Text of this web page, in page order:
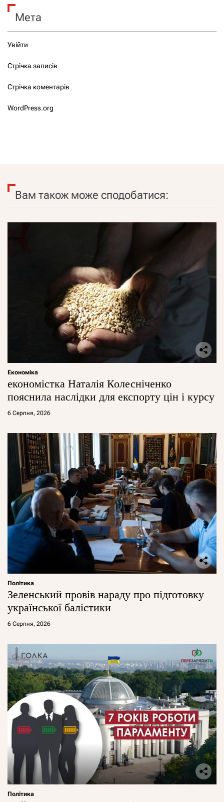
Мета
Увійти
Стрічка записів
Стрічка коментарів
WordPress.org
Вам також може сподобатися:
Економіка
економістка Наталія Колесніченко
пояснила наслідки для експорту цін і курсу
6 Серпня, 2026
Політика
Зеленський провів нараду про підготовку
української балістики
6 Серпня, 2026
Політика